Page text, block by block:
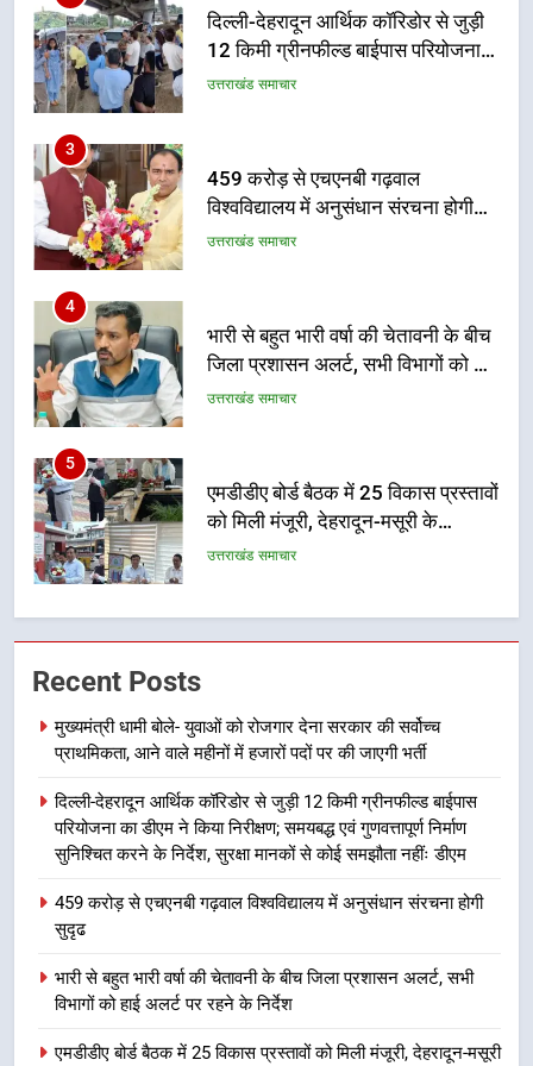
नहींः डीएम
459 करोड़ से एचएनबी गढ़वाल
विश्वविद्यालय में अनुसंधान संरचना होगी
सुदृढ
उत्तराखंड समाचार
4
भारी से बहुत भारी वर्षा की चेतावनी के बीच
जिला प्रशासन अलर्ट, सभी विभागों को हाई
अलर्ट पर रहने के निर्देश
उत्तराखंड समाचार
5
एमडीडीए बोर्ड बैठक में 25 विकास प्रस्तावों
को मिली मंजूरी, देहरादून-मसूरी के
नियोजित विकास को मिलेगी रफ्तार
उत्तराखंड समाचार
6
मुख्यमंत्री पुष्कर सिंह धामी के दिशा-निर्देशों
में पीएम आवास योजना (शहरी) की प्रगति
की हुई समीक्षा
उत्तराखंड समाचार
7
उत्तराखंड समाचार
भारी बारिश का अलर्ट! 6 अगस्त को
देहरादून में स्कूल बंद
उत्तराखंड समाचार
1
मुख्यमंत्री धामी बोले- युवाओं को रोजगार
देना सरकार की सर्वोच्च प्राथमिकता, आने
भर्ती
Recent Posts
मुख्यमंत्री धामी बोले- युवाओं को रोजगार देना सरकार की सर्वोच्च
प्राथमिकता, आने वाले महीनों में हजारों पदों पर की जाएगी भर्ती
दिल्ली-देहरादून आर्थिक कॉरिडोर से जुड़ी 12 किमी ग्रीनफील्ड बाईपास
परियोजना का डीएम ने किया निरीक्षण; समयबद्ध एवं गुणवत्तापूर्ण निर्माण
सुनिश्चित करने के निर्देश, सुरक्षा मानकों से कोई समझौता नहींः डीएम
459 करोड़ से एचएनबी गढ़वाल विश्वविद्यालय में अनुसंधान संरचना होगी
सुदृढ
भारी से बहुत भारी वर्षा की चेतावनी के बीच जिला प्रशासन अलर्ट, सभी
विभागों को हाई अलर्ट पर रहने के निर्देश
एमडीडीए बोर्ड बैठक में 25 विकास प्रस्तावों को मिली मंजूरी, देहरादून-मसूरी